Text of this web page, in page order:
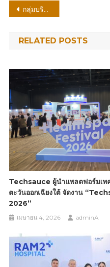
แนะแนว
เรื่อง
กลุ่มบริษัทซีแอนด์จีฯ & นิวสกายฯ สนับสนุนโครงการ BKK Food Bank ส่งต่อความห่วงใยสู่กลุ่มเปราะบาง 50 เขตทั่วกรุงเทพฯ ตอกย้ำแนวคิดพัฒนาเมืองควบคู่คุณภาพชีวิตอย่างยั่งยืน
RELATED POSTS
Techsauce ผู้นำแพลตฟอร์มเท
ตะวันออกเฉียงใต้ จัดงาน
2026”
เมษายน 4, 2026 adminA